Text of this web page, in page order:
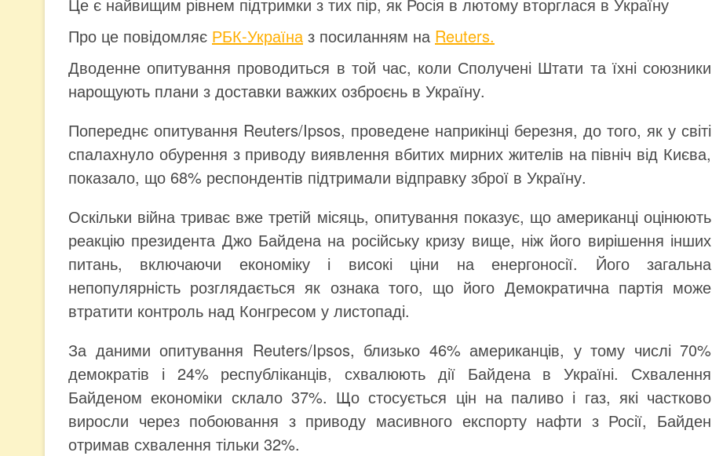
Про це повідомляє РБК-Україназ посиланням на Reuters.
Дводенне опитування проводиться в той час, коли Сполучені Штати та їхні союзники
нарощують плани з доставки важких озброєнь в Україну.
Попереднє опитування Reuters/Ipsos, проведене наприкінці березня, до того, як у світі
спалахнуло обурення з приводу виявлення вбитих мирних жителів на північ від Києва,
показало, що 68% респондентів підтримали відправку зброї в Україну.
Оскільки війна триває вже третій місяць, опитування показує, що американці оцінюють
реакцію президента Джо Байдена на російську кризу вище, ніж його вирішення інших
питань, включаючи економіку і високі ціни на енергоносії. Його загальна
непопулярність розглядається як ознака того, що його Демократична партія може
втратити контроль над Конгресом у листопаді.
За даними опитування Reuters/Ipsos, близько 46% американців, у тому числі 70%
демократів і 24% республіканців, схвалюють дії Байдена в Україні. Схвалення
Байденом економіки склало 37%. Що стосується цін на паливо і газ, які частково
виросли через побоювання з приводу масивного експорту нафти з Росії, Байден
отримав схвалення тільки 32%.